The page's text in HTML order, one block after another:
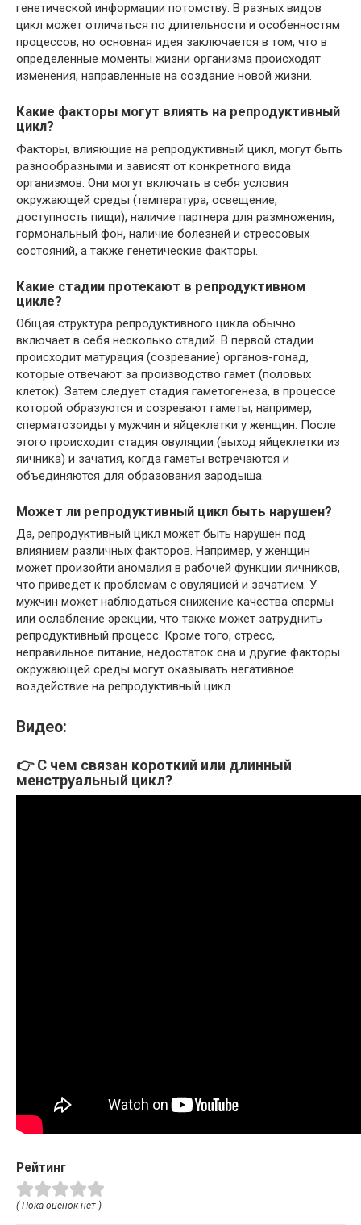
генетической информации потомству. В разных видов
цикл может отличаться по длительности и особенностям
процессов, но основная идея заключается в том, что в
определенные моменты жизни организма происходят
изменения, направленные на создание новой жизни.
Какие факторы могут влиять на репродуктивный
цикл?
Факторы, влияющие на репродуктивный цикл, могут быть
разнообразными и зависят от конкретного вида
организмов. Они могут включать в себя условия
окружающей среды (температура, освещение,
доступность пищи), наличие партнера для размножения,
гормональный фон, наличие болезней и стрессовых
состояний, а также генетические факторы.
Какие стадии протекают в репродуктивном
цикле?
Общая структура репродуктивного цикла обычно
включает в себя несколько стадий. В первой стадии
происходит матурация (созревание) органов-гонад,
которые отвечают за производство гамет (половых
клеток). Затем следует стадия гаметогенеза, в процессе
которой образуются и созревают гаметы, например,
сперматозоиды у мужчин и яйцеклетки у женщин. После
этого происходит стадия овуляции (выход яйцеклетки из
яичника) и зачатия, когда гаметы встречаются и
объединяются для образования зародыша.
Может ли репродуктивный цикл быть нарушен?
Да, репродуктивный цикл может быть нарушен под
влиянием различных факторов. Например, у женщин
может произойти аномалия в рабочей функции яичников,
что приведет к проблемам с овуляцией и зачатием. У
мужчин может наблюдаться снижение качества спермы
или ослабление эрекции, что также может затруднить
репродуктивный процесс. Кроме того, стресс,
неправильное питание, недостаток сна и другие факторы
окружающей среды могут оказывать негативное
воздействие на репродуктивный цикл.
Видео:
👉 С чем связан короткий или длинный
менструальный цикл?
Рейтинг
( Пока оценок нет )